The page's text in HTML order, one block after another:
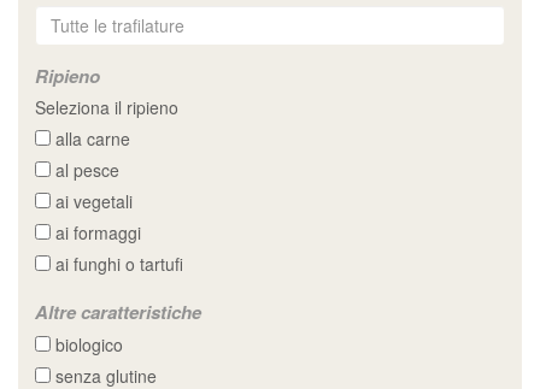
Ripieno
Seleziona il ripieno
alla carne
al pesce
ai vegetali
ai formaggi
ai funghi o tartufi
Altre caratteristiche
biologico
senza glutine